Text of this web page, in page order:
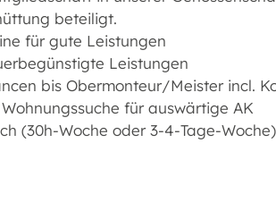
beteiligt.
für gute Leistungen
Leistungen
bis Obermonteur/Meister incl.
für auswärtige AK
(30h-Woche oder 3-4-Tage-Woche)